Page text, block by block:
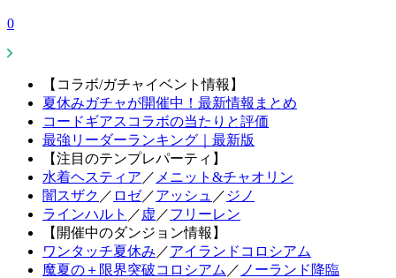
0
【コラボ/ガチャイベント情報】
夏休みガチャが開催中！最新情報まとめ
コードギアスコラボの当たりと評価
最強リーダーランキング｜最新版
【注目のテンプレパーティ】
水着ヘスティア ／ メニット&チャオリン
闇スザク ／ ロゼ／アッシュ ／ ジノ
ラインハルト ／ 虚 ／フリーレン
【開催中のダンジョン情報】
ワンタッチ夏休み ／アイランドコロシアム
魔夏の＋限界突破コロシアム ／ ノーランド降臨